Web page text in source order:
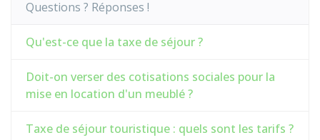
Questions ? Réponses !
Qu'est-ce que la taxe de séjour ?
Doit-on verser des cotisations sociales pour la
mise en location d'un meublé ?
Taxe de séjour touristique : quels sont les tarifs ?